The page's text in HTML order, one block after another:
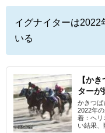
イグナイターは2022
いる
【か
ターが
かきつば
2022年
着：ヘリ
い結果、